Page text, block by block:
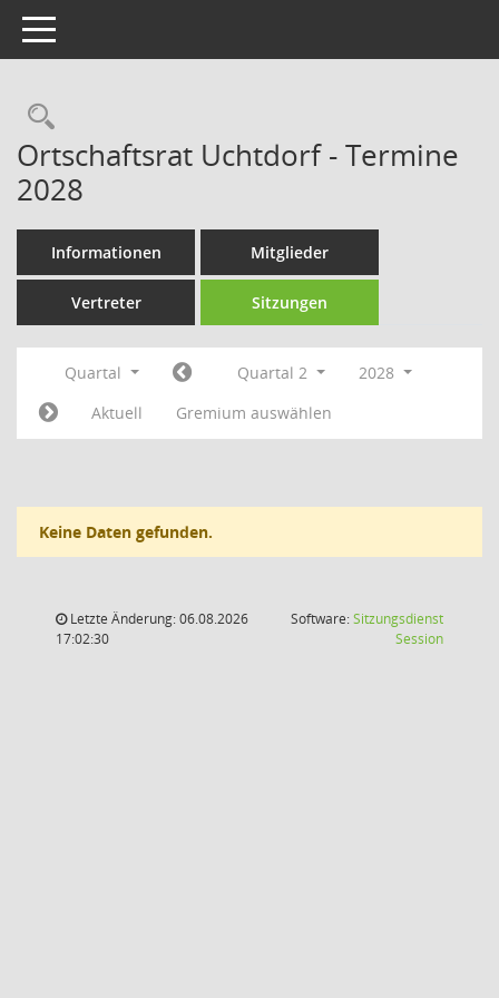
Toggle navigation
Rechercheauswahl
Ortschaftsrat Uchtdorf - Termine
2028
Informationen Mitglieder
Vertreter Sitzungen
Quartal Quartal 2
2028
Aktuell
Gremium auswählen
Keine Daten gefunden.
Letzte Änderung: 06.08.2026
17:02:30
Software:Sitzungsdienst
Session(Wird in